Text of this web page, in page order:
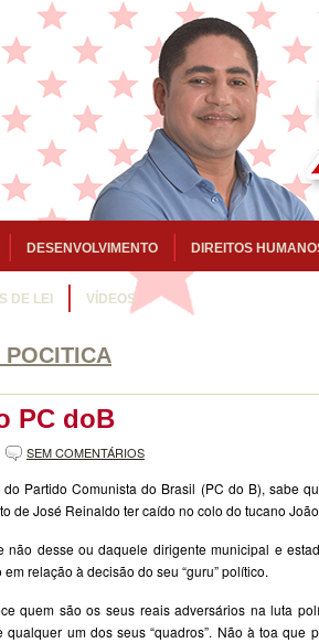
DESENVOLVIMENTO DIREITOS
DE LEI VÍDEOS
POCITICA
PC doB
SEM COMENTÁRIOS
Partido Comunista do Brasil (PC do B), sabe
de José Reinaldo ter caído no colo do tucano
desse ou daquele dirigente municipal e
relação à decisão do seu “guru” político.
quem são os seus reais adversários na luta
qualquer um dos seus “quadros”. Não à toa que